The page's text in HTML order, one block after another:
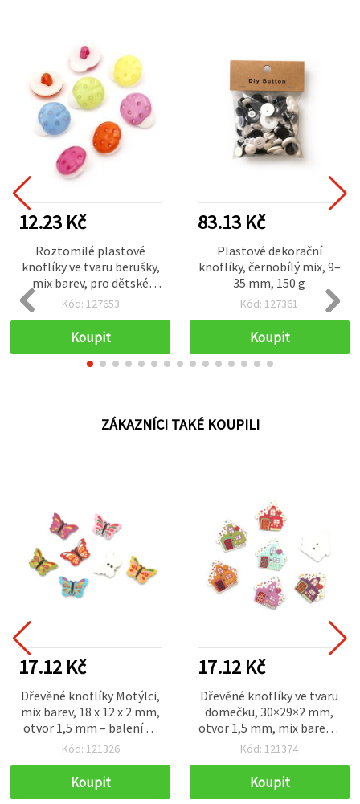
12.23 Kč
Roztomilé plastové
knoflíky ve tvaru berušky,
mix barev, pro dětské
tvoření, 15×13×4 mm,
Kód: 127653
Koupit
83.13 Kč
Plastové dekorační
knoflíky, černobílý mix, 9–
35 mm, 150 g
Kód: 127361
Koupit
ZÁKAZNÍCI TAKÉ KOUPILI
17.12 Kč
Dřevěné knoflíky Motýlci,
mix barev, 18 x 12 x 2 mm,
otvor 1,5 mm – balení 20
ks
Kód: 121326
Koupit
17.12 Kč
Dřevěné knoflíky ve tvaru
domečku, 30×29×2 mm,
otvor 1,5 mm, mix barev –
10 ks
Kód: 121374
Koupit